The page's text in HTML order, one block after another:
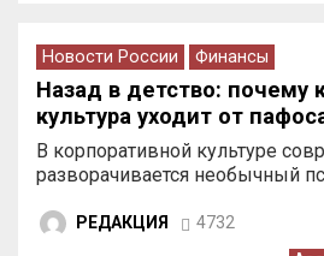
Новости России Финансы
Назад в детство: почему
культура уходит от
В корпоративной культуре
разворачивается необычный
РЕДАКЦИЯ 4732